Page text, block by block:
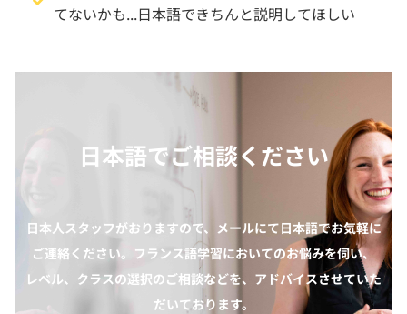
てないかも...日本語できちんと説明してほしい
日本語でご相談ください
日本人スタッフがおりますので、メールにて日本語でお気軽に
ご連絡ください。フランス語学習においてのお悩みを伺い、
レベル、クラスの選択のご相談などを、アドバイスさせていた
だいております。